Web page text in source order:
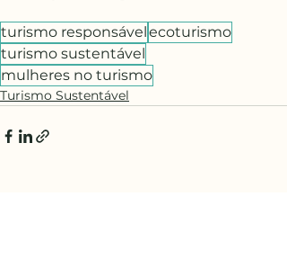
turismo responsávelecoturismo
turismo sustentável
mulheres no turismo
Turismo Sustentável